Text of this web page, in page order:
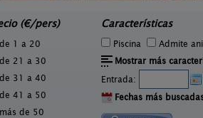
(€/pers)
de 1 a 20
de 21 a 30
de 31 a 40
de 41 a 50
más de 50
Características
Piscina Admite
Mostrar más
Entrada:
Fechas más